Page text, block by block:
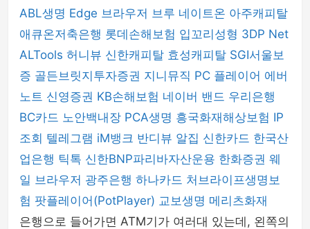
ABL생명 Edge 브라우저 브루 네이트온 아주캐피탈
애큐온저축은행 롯데손해보험 입꼬리성형 3DP Net
ALTools 허니뷰 신한캐피탈 효성캐피탈 SGI서울보
증 골든브릿지투자증권 지니뮤직 PC 플레이어 에버
노트 신영증권 KB손해보험 네이버 밴드 우리은행
BC카드 노안백내장 PCA생명 흥국화재해상보험 IP
조회 텔레그램 iM뱅크 반디뷰 알집 신한카드 한국산
업은행 틱톡 신한BNP파리바자산운용 한화증권 웨
일 브라우저 광주은행 하나카드 처브라이프생명보
험 팟플레이어(PotPlayer) 교보생명 메리츠화재
은행으로 들어가면 ATM기가 여러대 있는데, 왼쪽의